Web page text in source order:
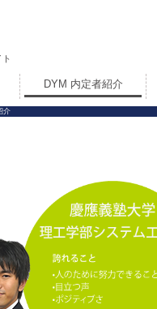
DYM 内定者紹介
介